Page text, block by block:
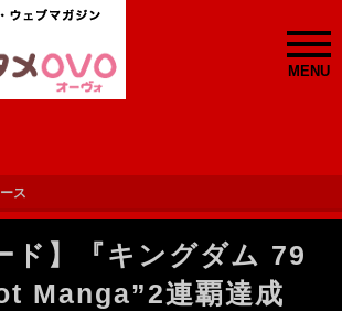
MENU
ス
ド】『キングダム 79
Manga”2連覇達成